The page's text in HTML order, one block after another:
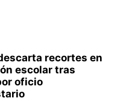
recortes en
escolar tras
oficio